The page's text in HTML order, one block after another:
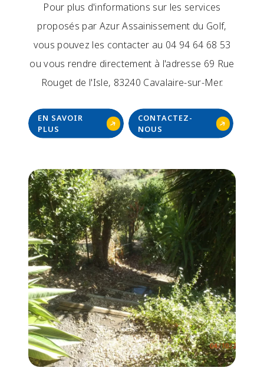
Pour plus d'informations sur les services
proposés par Azur Assainissement du Golf,
vous pouvez les contacter au 04 94 64 68 53
ou vous rendre directement à l'adresse 69 Rue
Rouget de l'Isle, 83240 Cavalaire-sur-Mer.
EN SAVOIR
PLUS
CONTACTEZ-
NOUS